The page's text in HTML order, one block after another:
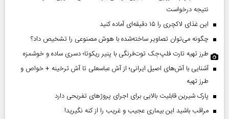
نتیجه درخواست
این غذای لاکچری را ۱۵ دقیقه‌ای آماده کنید
چگونه می‌توان تصاویر ساخته‌شده با هوش مصنوعی را تشخیص داد؟
طرز تهیه تارت فلپ‌جک توت‌فرنگی با پنیر ریکوتا؛ دسری ساده و خوشمزه
آشنایی با آش‌های اصیل ایرانی؛ از آش عباسعلی تا آش ترخینه + خواص و
طرز تهیه
پارک شیرین قابلیت‌ بالایی برای اجرای پروژهای تفریحی دارد
مراقب باشید این بیماری عجیب و غریب را از کنه نگیرید!